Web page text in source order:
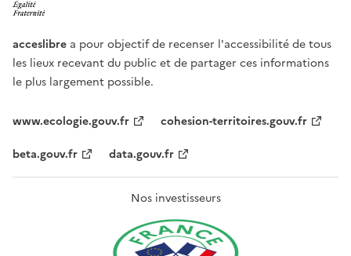
acceslibre a pour objectif de recenser l'accessibilité de tous
les lieux recevant du public et de partager ces informations
le plus largement possible.
www.ecologie.gouv.fr
cohesion-territoires.gouv.fr
beta.gouv.fr
data.gouv.fr
Nos investisseurs